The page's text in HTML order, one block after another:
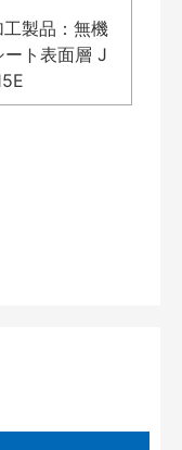
製品：無機
ト表面層 J